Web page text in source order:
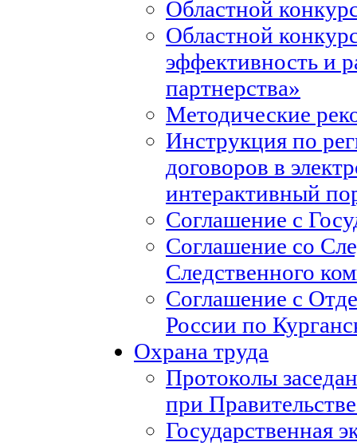
Областной
Областной
эффективность и
партнерства»
Методические
Инструкция по
договоров в
интерактивный
Соглашение с
Соглашение со
Следственного
Соглашение с
России по
Охрана труда
Протоколы
при
Государственная